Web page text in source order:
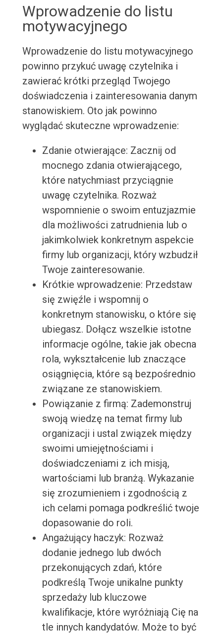
Wprowadzenie do listu
motywacyjnego
Wprowadzenie do listu motywacyjnego
powinno przykuć uwagę czytelnika i
zawierać krótki przegląd Twojego
doświadczenia i zainteresowania danym
stanowiskiem. Oto jak powinno
wyglądać skuteczne wprowadzenie:
Zdanie otwierające: Zacznij od
mocnego zdania otwierającego,
które natychmiast przyciągnie
uwagę czytelnika. Rozważ
wspomnienie o swoim entuzjazmie
dla możliwości zatrudnienia lub o
jakimkolwiek konkretnym aspekcie
firmy lub organizacji, który wzbudził
Twoje zainteresowanie.
Krótkie wprowadzenie: Przedstaw
się zwięźle i wspomnij o
konkretnym stanowisku, o które się
ubiegasz. Dołącz wszelkie istotne
informacje ogólne, takie jak obecna
rola, wykształcenie lub znaczące
osiągnięcia, które są bezpośrednio
związane ze stanowiskiem.
Powiązanie z firmą: Zademonstruj
swoją wiedzę na temat firmy lub
organizacji i ustal związek między
swoimi umiejętnościami i
doświadczeniami z ich misją,
wartościami lub branżą. Wykazanie
się zrozumieniem i zgodnością z
ich celami pomaga podkreślić twoje
dopasowanie do roli.
Angażujący haczyk: Rozważ
dodanie jednego lub dwóch
przekonujących zdań, które
podkreślą Twoje unikalne punkty
sprzedaży lub kluczowe
kwalifikacje, które wyróżniają Cię na
tle innych kandydatów. Może to być